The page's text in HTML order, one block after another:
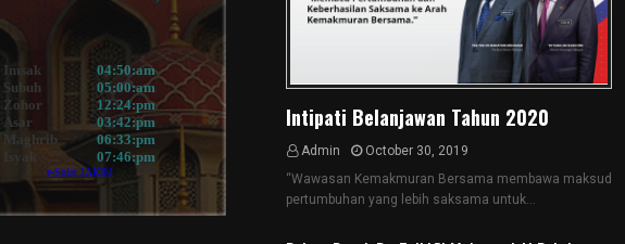
Intipati Belanjawan Tahun 2020
Admin
October 30, 2019
“Wawasan Kemakmuran Bersama membawa maksud
pertumbuhan yang lebih saksama untuk…